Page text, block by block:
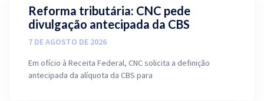
Reforma tributária: CNC pede
divulgação antecipada da CBS
7 DE AGOSTO DE 2026
Em ofício à Receita Federal, CNC solicita a definição
antecipada da alíquota da CBS para